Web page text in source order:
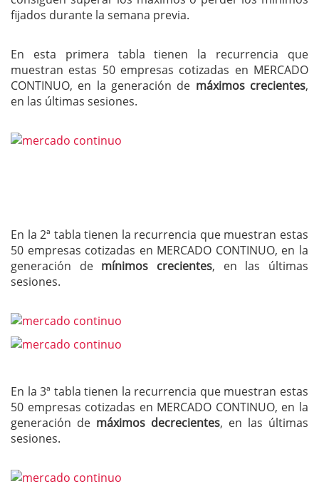
fijados durante la semana previa.
En esta primera tabla tienen la recurrencia que
muestran estas 50 empresas cotizadas en MERCADO
CONTINUO, en la generación de máximos crecientes,
en las últimas sesiones.
En la 2ª tabla tienen la recurrencia que muestran estas
50 empresas cotizadas en MERCADO CONTINUO, en la
generación de mínimos crecientes, en las últimas
sesiones.
En la 3ª tabla tienen la recurrencia que muestran estas
50 empresas cotizadas en MERCADO CONTINUO, en la
generación de máximos decrecientes, en las últimas
sesiones.